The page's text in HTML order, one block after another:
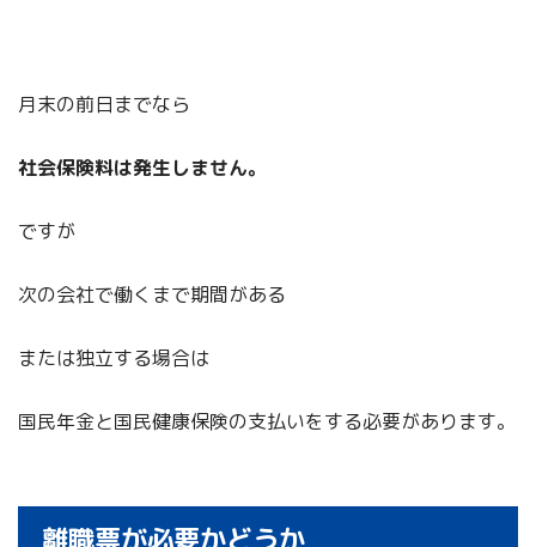
月末の前日までなら
社会保険料は発生しません。
ですが
次の会社で働くまで期間がある
または独立する場合は
国民年金と国民健康保険の支払いをする必要があります。
離職票が必要かどうか